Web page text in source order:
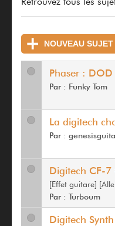
NOUVEAU SUJET
Phaser :
Par : Funky Tom
La digitech
Par :
Digitech CF-7
[Effet guitare] [
Par :Turboum
Digitech